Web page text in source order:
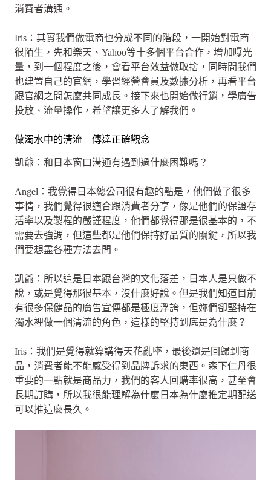
消費者溝通。
Iris：其實我們做電商也分成不同的階段，一開始對電商
很陌生，先和樂天、Yahoo等十多個平台合作，增加曝光
量，到一個程度之後，會看平台效益做取捨，同時間我們
也建置自己的官網，學習經營會員及數據分析，再看平台
跟官網之間怎麼共同成長。接下來也開始做行銷，學廣告
投放、流量操作，希望讓更多人了解我們。
做濁水中的清流 傳達正確觀念
凱爺：和日本窗口溝通有遇到過什麼困難嗎？
Angel：我覺得日本總公司很有趣的點是，他們做了很多
事情，我們覺得很適合跟消費者分享，像是他們的保證存
活率以及製程的嚴謹程度，他們都覺得那是很基本的，不
需要去強調，但這些都是他們保持好品質的關鍵，所以我
們要想盡各種方法去問。
凱爺：所以這是日本跟台灣的文化落差，日本人是只做不
說，或是覺得那很基本，沒什麼好說。但是我們知道目前
有很多保健品的廣告宣傳都是極度浮誇，但妳們卻堅持在
濁水裡做一個清流的角色，這樣的堅持到底是為什麼？
Iris：我們是覺得就算講得天花亂墜，最後還是回歸到商
品，消費者能不能感受得到品牌訴求的東西。森下仁丹很
重要的一點就是商品力，我們的客人回購率很高，甚至會
長期訂購，所以我很能理解為什麼日本為什麼推定期配送
可以推這麼長久。